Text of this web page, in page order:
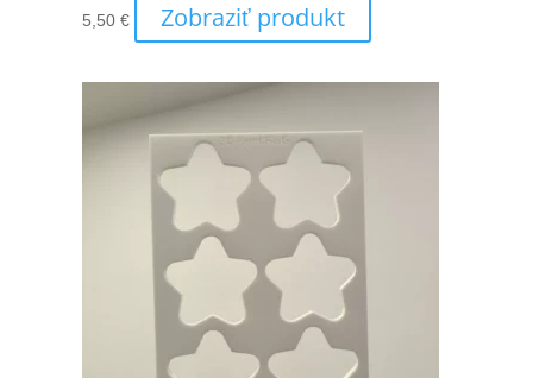
5,50 € Zobraziť produkt